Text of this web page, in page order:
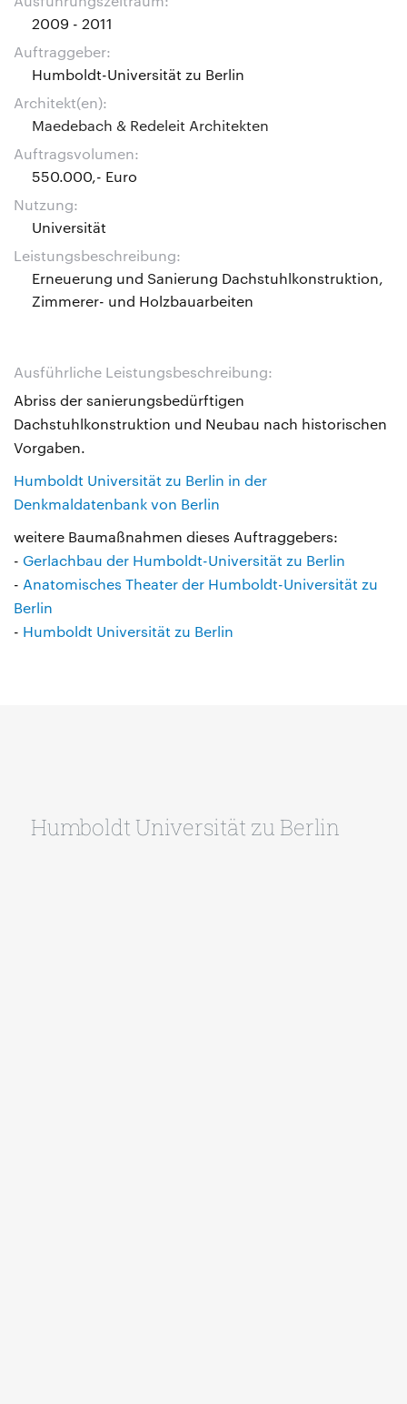
2009 - 2011
Auftraggeber:
Humboldt-Universität zu Berlin
Architekt(en):
Maedebach & Redeleit Architekten
Auftragsvolumen:
550.000,- Euro
Nutzung:
Universität
Leistungsbeschreibung:
Erneuerung und Sanierung Dachstuhlkonstruktion,
Zimmerer- und Holzbauarbeiten
Ausführliche Leistungsbeschreibung:
Abriss der sanierungsbedürftigen
Dachstuhlkonstruktion und Neubau nach historischen
Vorgaben.
Humboldt Universität zu Berlin in der
Denkmaldatenbank von Berlin
weitere Baumaßnahmen dieses Auftraggebers:
- Gerlachbau der Humboldt-Universität zu Berlin
- Anatomisches Theater der Humboldt-Universität zu
Berlin
- Humboldt Universität zu Berlin
Humboldt Universität zu Berlin